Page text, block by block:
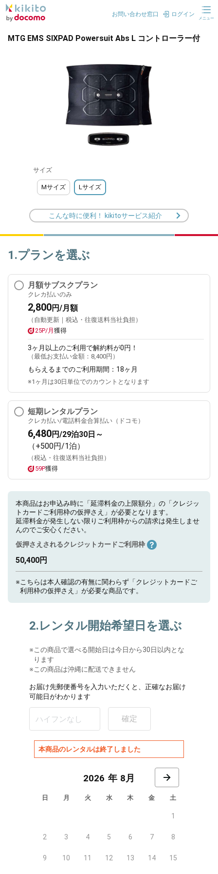
お問い合わせ窓口 ログイン
メニュー
MTG EMS SIXPAD Powersuit Abs L コントローラー付
サイズ
Mサイズ Lサイズ
こんな時に便利！ kikitoサービス紹介
1.プランを選ぶ
月額サブスクプラン
クレカ払いのみ
2,800円/月額
（自動更新｜税込・往復送料当社負担）
25P/月 獲得
3ヶ月 以上のご利用で解約料が0円！
（最低お支払い金額： 8,400円 ）
もらえるまでのご利用期間： 18ヶ月
※1ヶ月は30日単位でのカウントとなります
短期レンタルプラン
クレカ払い/電話料金合算払い（ドコモ）
6,480円/29泊30日～
（+500円/1泊）
（税込・往復送料当社負担）
59P獲得
本商品はお申込み時に「延滞料金の上限額分」の「クレジッ
トカードご利用枠の仮押さえ」が必要となります。
延滞料金が発生しない限りご利用枠からの請求は発生しませ
んのでご安心ください。
仮押さえされるクレジットカードご利用枠
50,400円
※こちらは本人確認の有無に関わらず「クレジットカードご
利用枠の仮押さえ」が必要な商品です。
2.レンタル開始希望日を選ぶ
※この商品で選べる開始日は今日から30日以内とな
ります
※この商品は沖縄に配送できません
お届け先郵便番号を入力いただくと、正確なお届け
可能日がわかります
確定
本商品のレンタルは終了しました
8月
日 月 火 水 木 金 土
1
2 3 4 5 6 7 8
9 10 11 12 13 14 15